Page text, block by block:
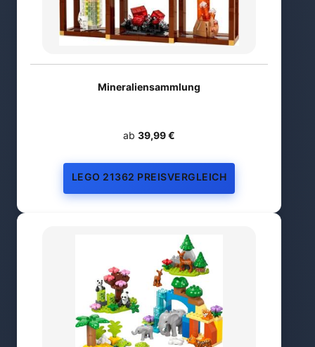
Mineraliensammlung
ab 39,99 €
LEGO 21362 PREISVERGLEICH